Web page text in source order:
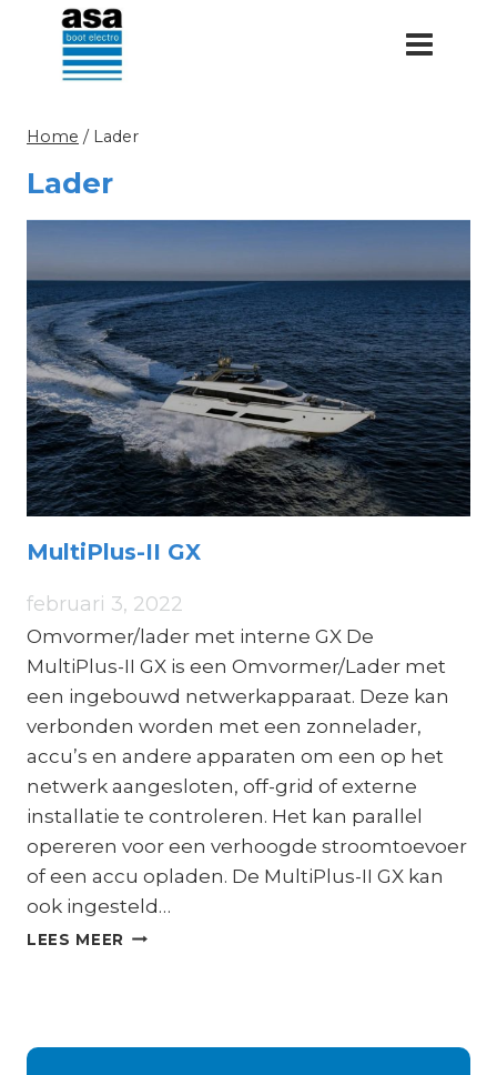
Doorgaan
inhoud
Home / Lader
Lader
MultiPlus-II GX
februari 3, 2022
Omvormer/lader met interne GX De
MultiPlus-II GX is een Omvormer/Lader met
een ingebouwd netwerkapparaat. Deze kan
verbonden worden met een zonnelader,
accu’s en andere apparaten om een op het
netwerk aangesloten, off-grid of externe
installatie te controleren. Het kan parallel
opereren voor een verhoogde stroomtoevoer
of een accu opladen. De MultiPlus-II GX kan
ook ingesteld…
LEES MEER MULTIPLUS-